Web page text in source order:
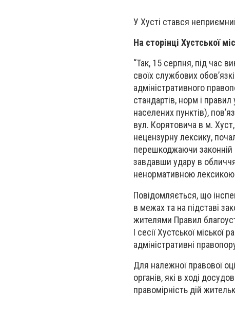
У Хусті стався
На сторінці Хустської
“Так, 15 серпня, під час
своїх службових
адміністративного
стандартів, норм і
населених пунктів),
вул. Корятовича в м.
нецензурну лексику,
перешкоджаючи законній
завдавши удару в
ненормативною лексикою
Повідомляється, що
в межах та на підставі
жителями Правил
І сесії Хустської
адміністративні
Для належної правової
органів, які в ході
правомірність дій